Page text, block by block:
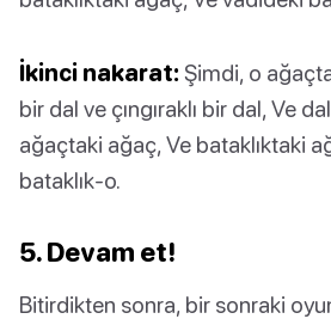
İkinci nakarat: Şimdi, o
bir dal ve çıngıraklı bir dal, Ve
ağaçtaki ağaç, Ve bataklıktaki
bataklık-o.
5. Devam et!
Bitirdikten sonra, bir sonraki